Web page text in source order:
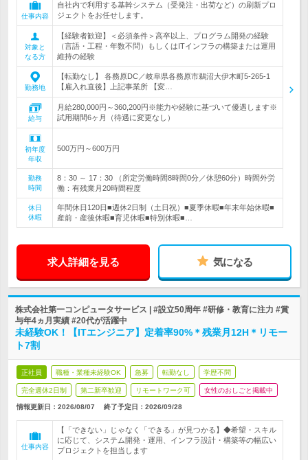
仕事内容
自社内で利用する基幹システム（受発注・出荷など）の刷新プロ
ジェクトをお任せします。
対象と
なる方
【経験者歓迎】＜必須条件＞高卒以上、プログラム開発の経験
（言語・工程・年数不問）もしくはITインフラの構築または運用
維持の経験
勤務地
【転勤なし】 各務原DC／岐阜県各務原市鵜沼大伊木町5-265-1
【雇入れ直後】上記事業所 【変…
給与
月給280,000円～360,200円※能力や経験に基づいて優遇します※
試用期間6ヶ月（待遇に変更なし）
初年度
年収
500万円～600万円
勤務
時間
8：30 ～ 17：30 （所定労働時間8時間0分／休憩60分）時間外労
働：有残業月20時間程度
休日
休暇
年間休日120日■週休2日制（土日祝）■夏季休暇■年末年始休暇■
産前・産後休暇■育児休暇■特別休暇■…
求人詳細を見る 気になる
株式会社第一コンピュータサービス | #設立50周年 #研修・教育に注力 #賞
与年4ヵ月実績 #20代が活躍中
未経験OK！【ITエンジニア】定着率90%＊残業月12H＊リモー
ト7割
正社員 職種・業種未経験OK 急募 転勤なし 学歴不問
完全週休2日制 第二新卒歓迎 リモートワーク可 女性のおしごと掲載中
情報更新日：2026/08/07 終了予定日： 2026/09/28
仕事内容
【「できない」じゃなく「できる」が見つかる】◆希望・スキル
に応じて、システム開発・運用、インフラ設計・構築等の幅広い
プロジェクトを担当します